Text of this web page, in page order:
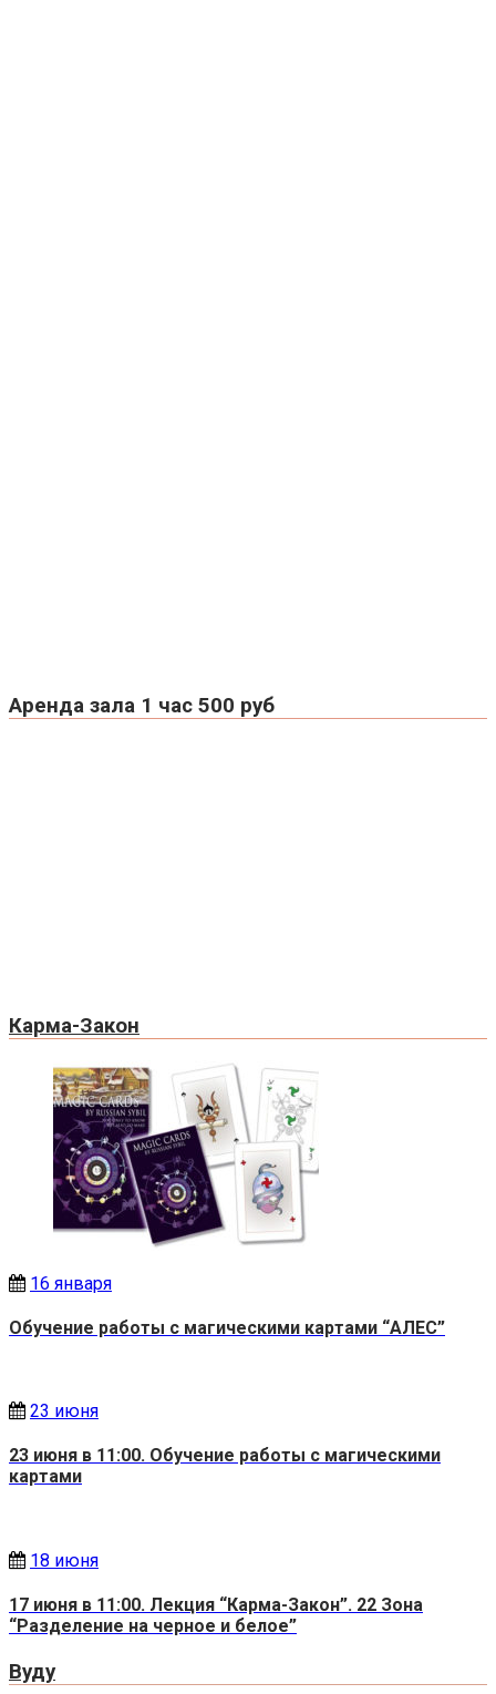
Аренда зала 1 час 500 руб
Карма-Закон
16 января
Обучение работы с магическими картами “АЛЕС”
23 июня
23 июня в 11:00. Обучение работы с магическими
картами
18 июня
17 июня в 11:00. Лекция “Карма-Закон”. 22 Зона
“Разделение на черное и белое”
Вуду